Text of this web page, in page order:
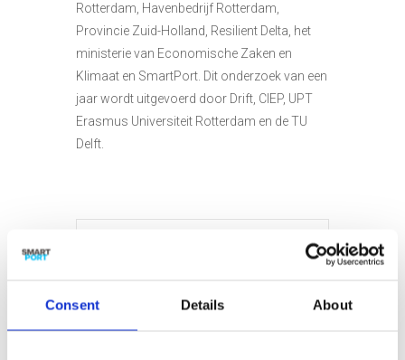
Consent Details About
Rotterdam, Havenbedrijf Rotterdam,
Provincie Zuid-Holland, Resilient Delta, het
ministerie van Economische Zaken en
Klimaat en SmartPort. Dit onderzoek van een
jaar wordt uitgevoerd door Drift, CIEP, UPT
Erasmus Universiteit Rotterdam en de TU
Delft.
Expired!